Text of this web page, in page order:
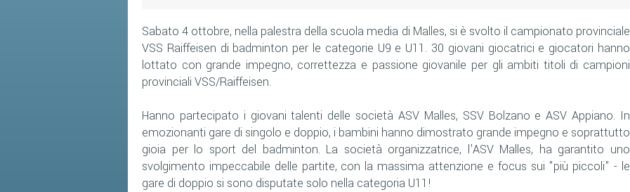
Sabato 4 ottobre, nella palestra della scuola media di Malles, si è svolto il campionato provinciale
VSS Raiffeisen di badminton per le categorie U9 e U11. 30 giovani giocatrici e giocatori hanno
lottato con grande impegno, correttezza e passione giovanile per gli ambiti titoli di campioni
provinciali VSS/Raiffeisen.
Hanno partecipato i giovani talenti delle società ASV Malles, SSV Bolzano e ASV Appiano. In
emozionanti gare di singolo e doppio, i bambini hanno dimostrato grande impegno e soprattutto
gioia per lo sport del badminton. La società organizzatrice, l'ASV Malles, ha garantito uno
svolgimento impeccabile delle partite, con la massima attenzione e focus sui "più piccoli" - le
gare di doppio si sono disputate solo nella categoria U11!